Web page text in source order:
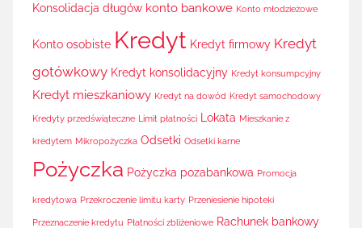
Konsolidacja długów konto bankowe Konto młodzieżowe
Konto osobiste Kredyt Kredyt firmowy Kredyt
gotówkowy Kredyt konsolidacyjny Kredyt konsumpcyjny
Kredyt mieszkaniowy Kredyt na dowód Kredyt samochodowy
Kredyty przedświąteczne Limit płatności Lokata Mieszkanie z
kredytem Mikropożyczka Odsetki Odsetki karne
Pożyczka Pożyczka pozabankowa Promocja
kredytowa Przekroczenie limitu karty Przeniesienie hipoteki
Przeznaczenie kredytu Płatności zbliżeniowe Rachunek bankowy